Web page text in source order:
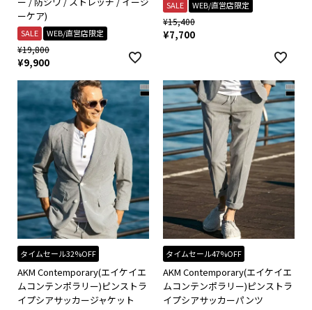
ーケア)
SALE WEB/直営店限定
¥19,800
¥9,900
SALE WEB/直営店限定
¥15,400
¥7,700
タイムセール32%OFF
AKM Contemporary(エイケイエ
ムコンテンポラリー)ピンストラ
イプシアサッカージャケット
タイムセール47%OFF
AKM Contemporary(エイケイエ
ムコンテンポラリー)ピンストラ
イプシアサッカーパンツ